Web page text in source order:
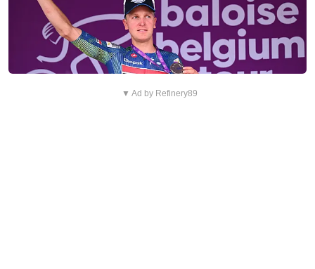
▼ Ad by Refinery89